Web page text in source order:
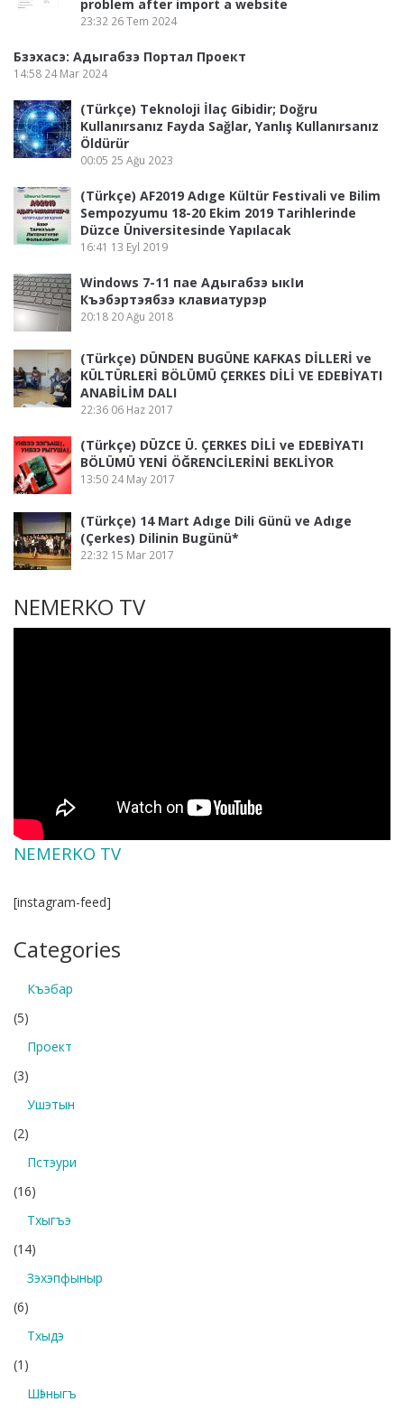
problem after import a website
23:32 26 Tem 2024
Бзэхасэ: Адыгабзэ Портал Проект
14:58 24 Mar 2024
(Türkçe) Teknoloji İlaç Gibidir; Doğru
Kullanırsanız Fayda Sağlar, Yanlış Kullanırsanız
Öldürür
00:05 25 Ağu 2023
(Türkçe) AF2019 Adıge Kültür Festivali ve Bilim
Sempozyumu 18-20 Ekim 2019 Tarihlerinde
Düzce Üniversitesinde Yapılacak
16:41 13 Eyl 2019
Windows 7-11 пае Адыгабзэ ыкӏи
Къэбэртэябзэ клавиатурэр
20:18 20 Ağu 2018
(Türkçe) DÜNDEN BUGÜNE KAFKAS DİLLERİ ve
KÜLTÜRLERİ BÖLÜMÜ ÇERKES DİLİ VE EDEBİYATI
ANABİLİM DALI
22:36 06 Haz 2017
(Türkçe) DÜZCE Ü. ÇERKES DİLİ ve EDEBİYATI
BÖLÜMÜ YENİ ÖĞRENCİLERİNİ BEKLİYOR
13:50 24 May 2017
(Türkçe) 14 Mart Adıge Dili Günü ve Adıge
(Çerkes) Dilinin Bugünü*
22:32 15 Mar 2017
NEMERKO TV
NEMERKO TV
[instagram-feed]
Categories
Къэбар
(5)
Проект
(3)
Ушэтын
(2)
Пстэури
(16)
Тхыгъэ
(14)
Зэхэпфыныр
(6)
Тхыдэ
(1)
Шӏэныгъ